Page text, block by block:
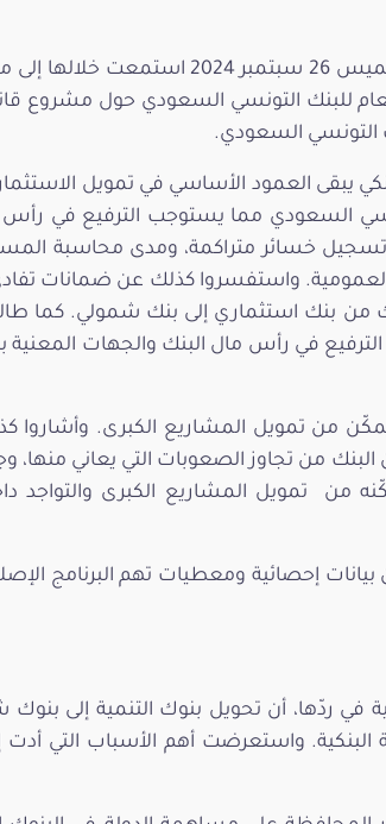
عقدت لجنة المالية والميزانية جلسة اليوم الخميس 26 سبتمبر
العام للبنك التونسي السعودي حول مشروع
التونسي السعودي.
يبقى العمود الأساسي في تمويل
السعودي مما يستوجب الترفيع في
تسجيل خسائر متراكمة، ومدى محاسبة
واستفسروا كذلك عن ضمانات
بنك استثماري إلى بنك شمولي. كما
في رأس مال البنك والجهات المعنية
من تمويل المشاريع الكبرى. وأشاروا
من تجاوز الصعوبات التي يعاني منها،
من تمويل المشاريع الكبرى والتواجد
إحصائية ومعطيات تهم البرنامج
في ردّها، أن تحويل بنوك التنمية إلى
واستعرضت أهم الأسباب التي أدت